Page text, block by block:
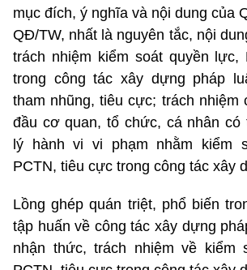
mục đích, ý nghĩa và nội dung của
QĐ/TW, nhất là nguyên tắc, nội
trách nhiệm kiểm soát quyền lực,
trong công tác xây dựng pháp
tham nhũng, tiêu cực; trách nhiệm
đầu cơ quan, tổ chức, cá nhân có
lý hành vi vi phạm nhằm kiểm
PCTN, tiêu cực trong công tác xây
Lồng ghép quán triệt, phổ biến
tập huấn về công tác xây dựng
nhận thức, trách nhiệm về kiểm